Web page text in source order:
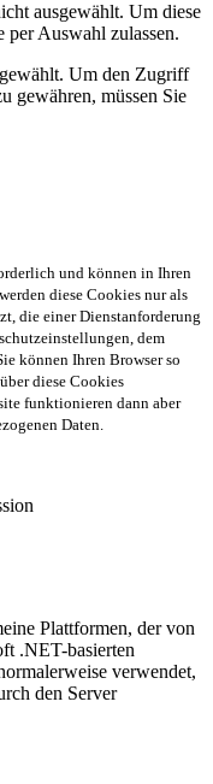
ausgewählt. Um diese
per Auswahl zulassen.
Um den Zugriff
gewähren, müssen Sie
und können in Ihren
diese Cookies nur als
die einer Dienstanforderung
dem
können Ihren Browser so
diese Cookies
funktionieren dann aber
Daten.
Plattformen, der von
.NET-basierten
verwendet,
den Server